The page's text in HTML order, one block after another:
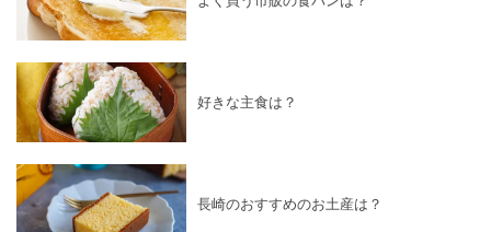
好きな主食は？
長崎のおすすめのお土産は？